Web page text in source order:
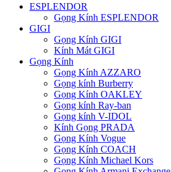
ESPLENDOR
Gọng Kính ESPLENDOR
GIGI
Gọng Kính GIGI
Kính Mát GIGI
Gọng Kính
Gọng Kính AZZARO
Gọng kính Burberry
Gọng Kính OAKLEY
Gọng kính Ray-ban
Gọng kính V-IDOL
Kính Gọng PRADA
Gọng Kính Vogue
Gọng Kính COACH
Gọng Kính Michael Kors